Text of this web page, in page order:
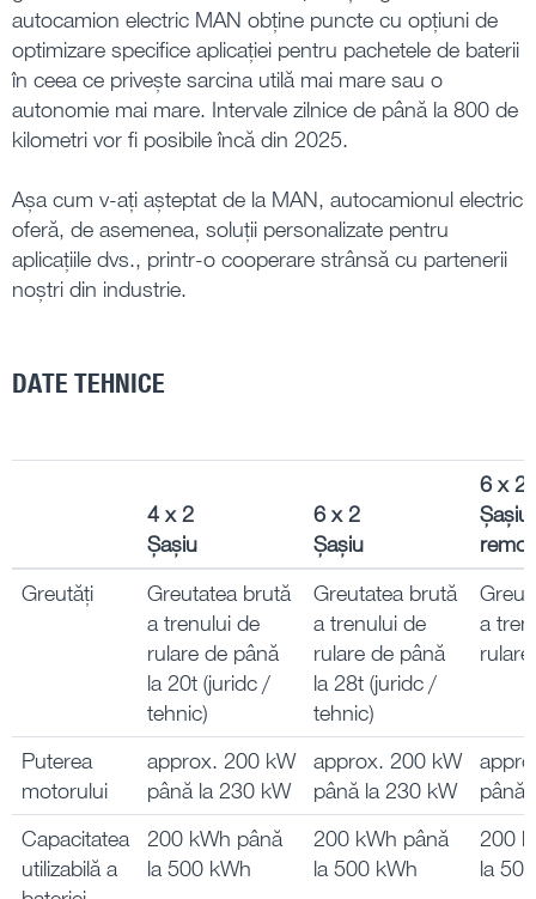
autocamion electric MAN obține puncte cu opțiuni de
optimizare specifice aplicației pentru pachetele de baterii
în ceea ce privește sarcina utilă mai mare sau o
autonomie mai mare. Intervale zilnice de până la 800 de
kilometri vor fi posibile încă din 2025.
Așa cum v-ați așteptat de la MAN, autocamionul electric
oferă, de asemenea, soluții personalizate pentru
aplicațiile dvs., printr-o cooperare strânsă cu partenerii
noștri din industrie.
DATE TEHNICE
4 x 2
Șașiu
6 x 2
Șașiu
6 x 2
Șașiu
Greutăți
Greutatea brută
a trenului de
rulare de până
la 20t (juridc /
tehnic)
Greutatea brută
a trenului de
rulare de până
la 28t (juridc /
tehnic)
a
Puterea
motorului
approx. 200 kW
până la 230 kW
approx. 200 kW
până la 230 kW
până
Capacitatea
utilizabilă a
200 kWh până
la 500 kWh
200 kWh până
la 500 kWh
200
la